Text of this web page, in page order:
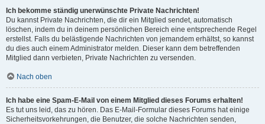
Ich bekomme ständig unerwünschte Private Nachrichten!
Du kannst Private Nachrichten, die dir ein Mitglied sendet, automatisch
löschen, indem du in deinem persönlichen Bereich eine entsprechende Regel
erstellst. Falls du belästigende Nachrichten von jemandem erhältst, so kannst
du dies auch einem Administrator melden. Dieser kann dem betreffenden
Mitglied dann verbieten, Private Nachrichten zu versenden.
Nach oben
Ich habe eine Spam-E-Mail von einem Mitglied dieses Forums erhalten!
Es tut uns leid, das zu hören. Das E-Mail-Formular dieses Forums hat einige
Sicherheitsvorkehrungen, die Benutzer, die solche Nachrichten senden,